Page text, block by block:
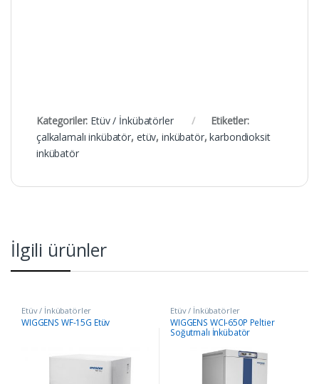
Kategoriler: Etüv / İnkübatörler
Etiketler:
çalkalamalı inkübatör, etüv, inkübatör,karbondioksit
inkübatör
İlgili ürünler
Etüv / İnkübatörler
WIGGENS WF-15G Etüv
Etüv / İnkübatörler
WIGGENS WCI-650P Peltier
Soğutmalı İnkübatör